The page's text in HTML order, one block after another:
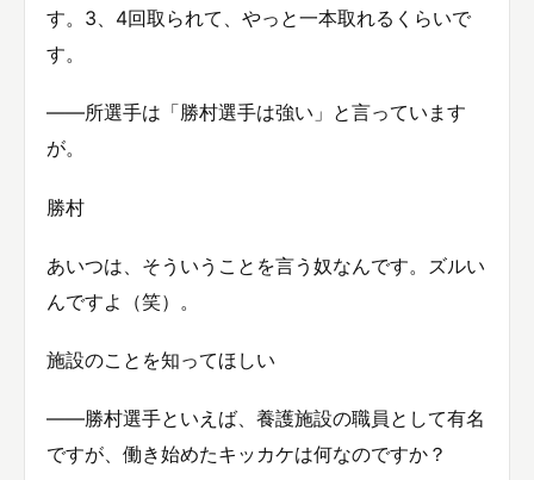
す。3、4回取られて、やっと一本取れるくらいで
す。
——所選手は「勝村選手は強い」と言っています
が。
勝村
あいつは、そういうことを言う奴なんです。ズルい
んですよ（笑）。
施設のことを知ってほしい
——勝村選手といえば、養護施設の職員として有名
ですが、働き始めたキッカケは何なのですか？